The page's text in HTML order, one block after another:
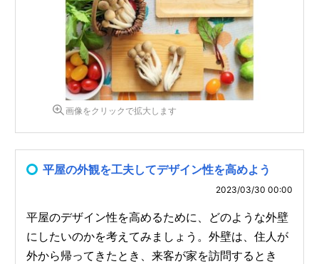
画像をクリックで拡大します
平屋の外観を工夫してデザイン性を高めよう
2023/03/30 00:00
平屋のデザイン性を高めるために、どのような外壁
にしたいのかを考えてみましょう。外壁は、住人が
外から帰ってきたとき、来客が家を訪問するとき